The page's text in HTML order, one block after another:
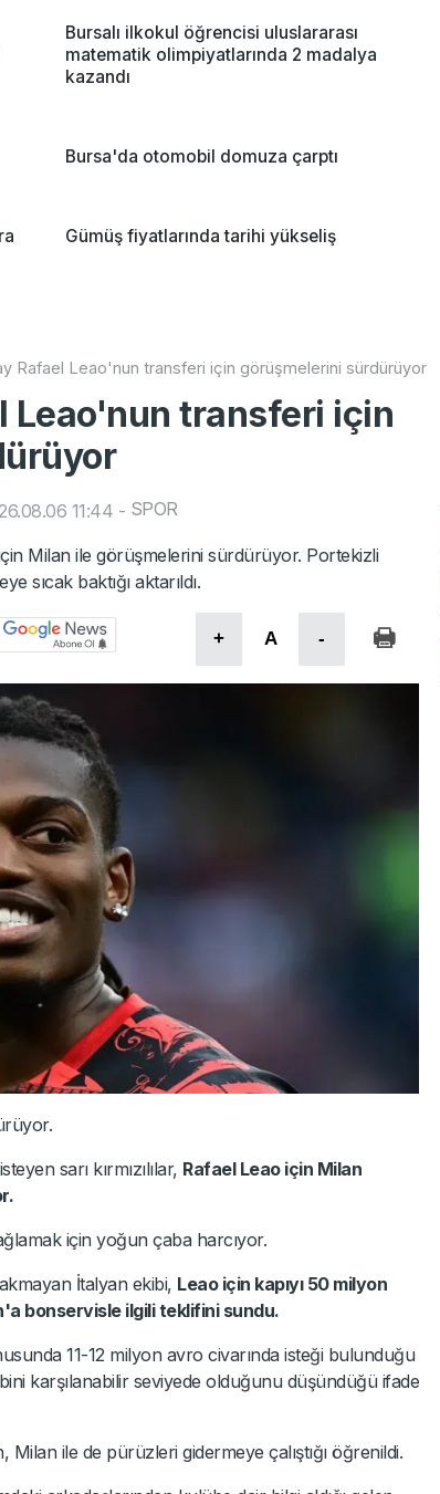
Bursalı ilkokul öğrencisi uluslararası
matematik olimpiyatlarında 2 madalya
kazandı
Bursa'da otomobil domuza çarptı
Gümüş fiyatlarında tarihi yükseliş
Rafael Leao'nun transferi için görüşmelerini sürdürüyor
Leao'nun transferi için
11:44 - SPOR
Milan ile görüşmelerini sürdürüyor. Portekizli
sıcak baktığı aktarıldı.
+ A -
sarı kırmızılılar, Rafael Leao için Milan
için yoğun çaba harcıyor.
İtalyan ekibi, Leao için kapıyı 50 milyon
bonservisle ilgili teklifini sundu.
11-12 milyon avro civarında isteği bulunduğu
karşılanabilir seviyede olduğunu düşündüğü ifade
ile de pürüzleri gidermeye çalıştığı öğrenildi.